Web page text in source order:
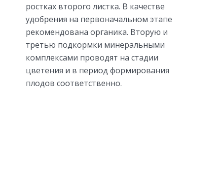
ростках второго листка. В качестве
удобрения на первоначальном этапе
рекомендована органика. Вторую и
третью подкормки минеральными
комплексами проводят на стадии
цветения и в период формирования
плодов соответственно.